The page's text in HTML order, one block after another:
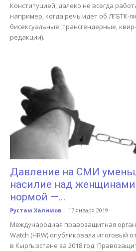
Конституцией, далеко не всегда
например, когда речь идет об ЛГБТК-
бисексуальные, трансгендерные,
редакции).
Давление на СМИ
насилие над женщинами
нормой —...
Рустам Халимов - 17 января 2019
Международная правозащитная
Watch (HRW) опубликовала итоговый
в Кыргызстане за 2018 год.